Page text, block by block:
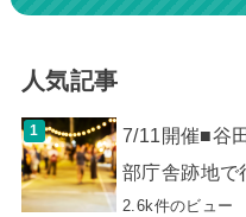
人気記事
7/11開催■谷
部庁舎跡地で
2.6k件のビュー